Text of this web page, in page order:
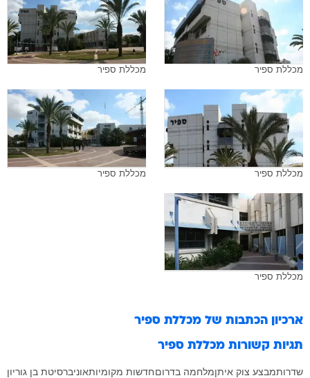
מכללת ספיר מכללת ספיר
מכללת ספיר מכללת ספיר
מכללת ספיר
ארכיון הכתבות של מכללת ספיר
תגיות קשורות מכללת ספיר
שדרותמבצע צוק איתןמלחמה בדרוםחדשות מקומיותאוניברסיטת בן גוריון